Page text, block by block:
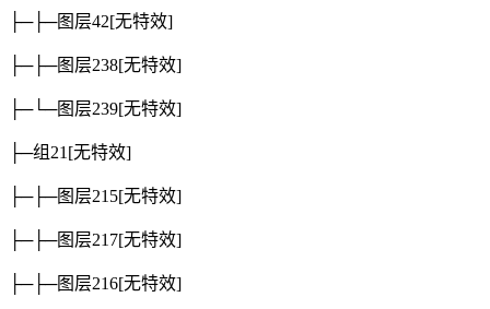
├─├─图层42[无特效]
├─├─图层238[无特效]
├─└─图层239[无特效]
├─组21[无特效]
├─├─图层215[无特效]
├─├─图层217[无特效]
├─├─图层216[无特效]